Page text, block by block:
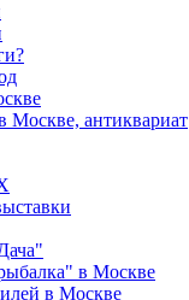
антиквариат
в Москве
в Москве